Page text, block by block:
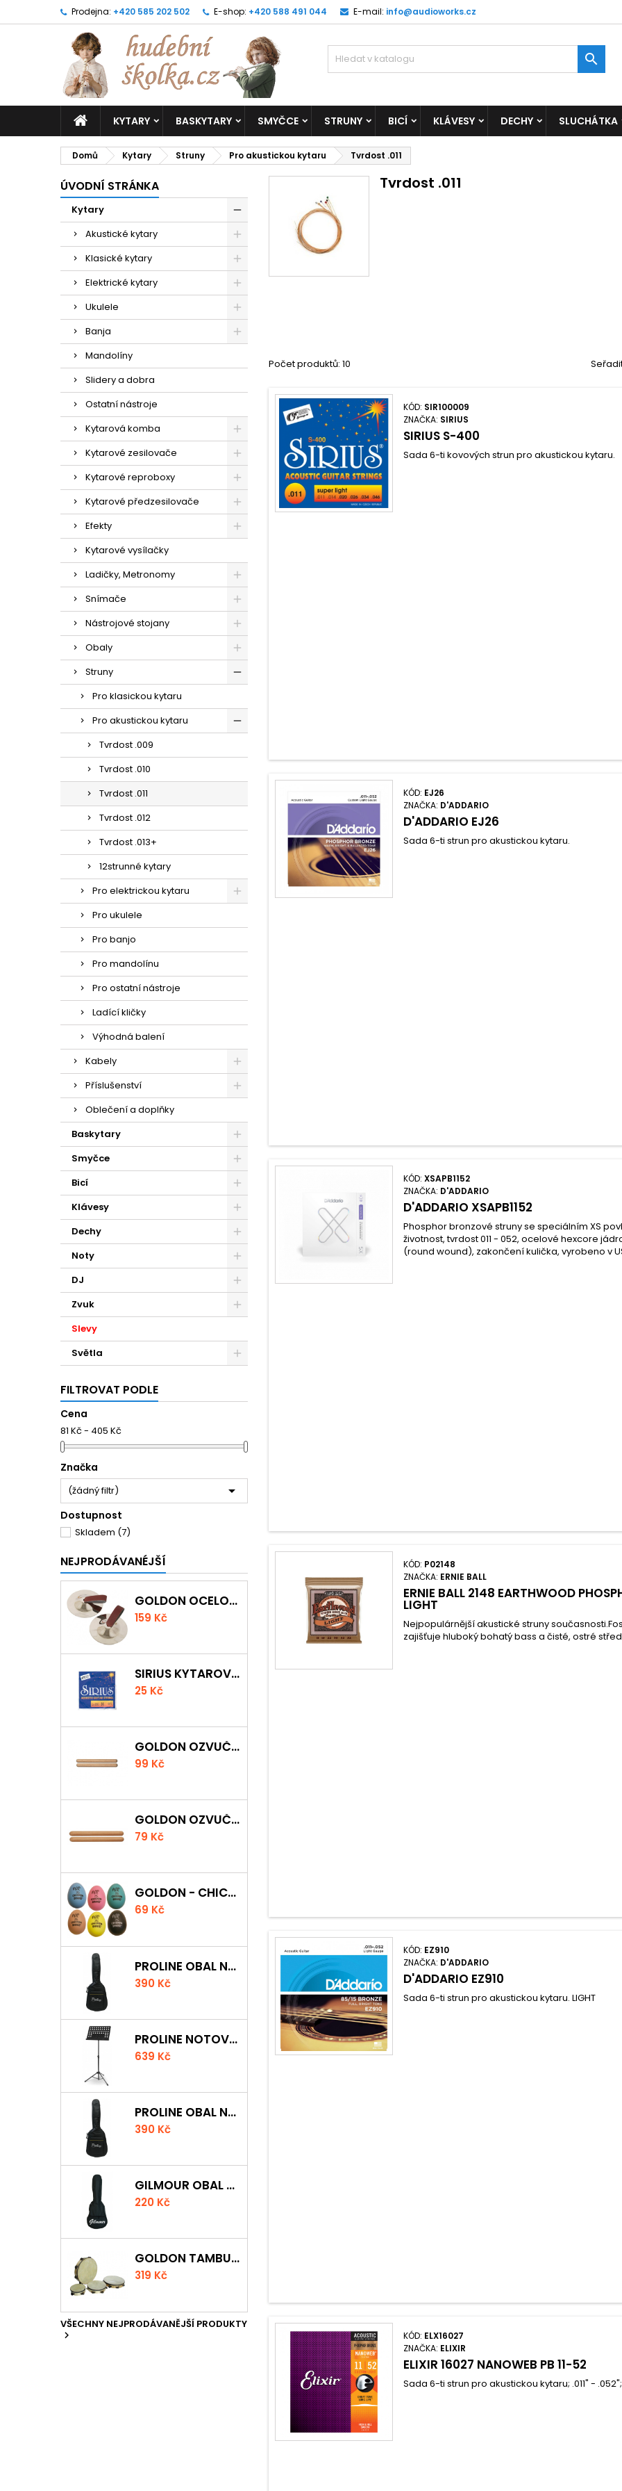
Prodejna: +420 585 202 502 E-shop: +420 588 491 044 E-mail: info@audioworks.cz

KYTARY BASKYTARY SMYČCE STRUNY BICÍ KLÁVESY DECHY SLUCHÁTKA
Domů Kytary Struny Pro akustickou kytaru Tvrdost .011
ÚVODNÍ STRÁNKA
Kytary
Akustické kytary
Klasické kytary
Elektrické kytary
Ukulele
Banja
Mandolíny
Slidery a dobra
Ostatní nástroje
Kytarová komba
Kytarové zesilovače
Kytarové reproboxy
Kytarové předzesilovače
Efekty
Kytarové vysílačky
Ladičky, Metronomy
Snímače
Nástrojové stojany
Obaly
Struny
Pro klasickou kytaru
Pro akustickou kytaru
Tvrdost .009
Tvrdost .010
Tvrdost .011
Tvrdost .012
Tvrdost .013+
12strunné kytary
Pro elektrickou kytaru
Pro ukulele
Pro banjo
Pro mandolínu
Pro ostatní nástroje
Ladící kličky
Výhodná balení
Kabely
Příslušenství
Oblečení a doplňky
Baskytary
Smyčce
Bicí
Klávesy
Dechy
Noty
DJ
Zvuk
Slevy
Světla
FILTROVAT PODLE
Cena
81 Kč - 405 Kč
Značka
(žádný filtr) 
Dostupnost
Skladem (7)
NEJPRODÁVANÉJŠÍ
GOLDON OCELOVÉ PRSTOVÉ ČINELKY
159 Kč
SIRIUS KYTAROVÁ STRUNA
25 Kč
GOLDON OZVUČNÁ DŘÍVKA 18 X 200MM
99 Kč
GOLDON OZVUČNÁ DŘÍVKA 15 X 150MM
79 Kč
GOLDON - CHICKEN SHAKER
69 Kč
PROLINE OBAL NA AKUSTICKOU KYTARU S 5 MM POLSTROVÁNÍM
390 Kč
PROLINE NOTOVÝ PULT ODLEHČENÝ
639 Kč
PROLINE OBAL NA KLASICKOU KYTARU S 5 MM POLSTROVÁNÍM
390 Kč
GILMOUR OBAL NA UKULELE CONCERT
220 Kč
GOLDON TAMBURÍNA S BLÁNOU A ČINELKY 20CM
319 Kč
VŠECHNY NEJPRODÁVANĚJŠÍ PRODUKTY

Tvrdost .011
Počet produktů: 10
KÓD: SIR100009
ZNAČKA: SIRIUS
SIRIUS S-400
Sada 6-ti kovových strun pro akustickou kytaru.
KÓD: EJ26
ZNAČKA: D'ADDARIO
D'ADDARIO EJ26
Sada 6-ti strun pro akustickou kytaru.
KÓD:XSAPB1152
ZNAČKA: D'ADDARIO
D'ADDARIO XSAPB1152
Phosphor bronzové struny se speciálním XS
životnost, tvrdost 011 - 052, ocelové hexcore
(round wound), zakončení kulička, vyrobeno v
KÓD: P02148
ZNAČKA: ERNIE BALL
ERNIE BALL 2148 EARTHWOOD
LIGHT
Nejpopulárnější akustické struny
zajišťuje hluboký bohatý bass a čisté, ostré
KÓD: EZ910
ZNAČKA: D'ADDARIO
D'ADDARIO EZ910
Sada 6-ti strun pro akustickou kytaru. LIGHT
KÓD: ELX16027
ZNAČKA: ELIXIR
ELIXIR 16027 NANOWEB PB 11-52
Sada 6-ti strun pro akustickou kytaru; .011" -